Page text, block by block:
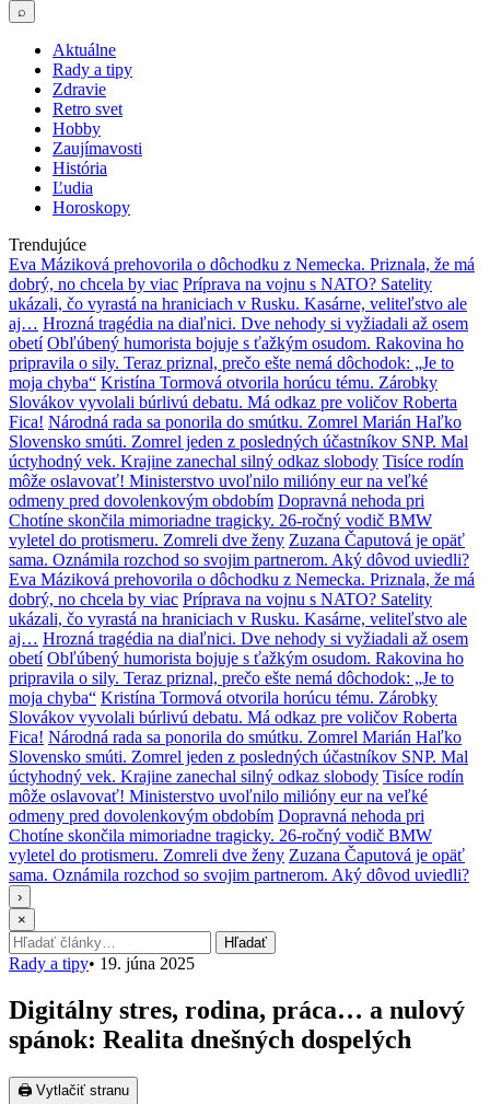
⌕
Aktuálne
Rady a tipy
Zdravie
Retro svet
Hobby
Zaujímavosti
História
Ľudia
Horoskopy
Trendujúce
Eva Máziková prehovorila o dôchodku z Nemecka. Priznala, že má
dobrý, no chcela by viac Príprava na vojnu s NATO? Satelity
ukázali, čo vyrastá na hraniciach v Rusku. Kasárne, veliteľstvo ale
aj… Hrozná tragédia na diaľnici. Dve nehody si vyžiadali až osem
obetí Obľúbený humorista bojuje s ťažkým osudom. Rakovina ho
pripravila o sily. Teraz priznal, prečo ešte nemá dôchodok: „Je to
moja chyba“ Kristína Tormová otvorila horúcu tému. Zárobky
Slovákov vyvolali búrlivú debatu. Má odkaz pre voličov Roberta
Fica! Národná rada sa ponorila do smútku. Zomrel Marián Haľko
Slovensko smúti. Zomrel jeden z posledných účastníkov SNP. Mal
úctyhodný vek. Krajine zanechal silný odkaz slobody Tisíce rodín
môže oslavovať! Ministerstvo uvoľnilo milióny eur na veľké
odmeny pred dovolenkovým obdobím Dopravná nehoda pri
Chotíne skončila mimoriadne tragicky. 26-ročný vodič BMW
vyletel do protismeru. Zomreli dve ženy Zuzana Čaputová je opäť
sama. Oznámila rozchod so svojim partnerom. Aký dôvod uviedli?
Eva Máziková prehovorila o dôchodku z Nemecka. Priznala, že má
dobrý, no chcela by viac Príprava na vojnu s NATO? Satelity
ukázali, čo vyrastá na hraniciach v Rusku. Kasárne, veliteľstvo ale
aj… Hrozná tragédia na diaľnici. Dve nehody si vyžiadali až osem
obetí Obľúbený humorista bojuje s ťažkým osudom. Rakovina ho
pripravila o sily. Teraz priznal, prečo ešte nemá dôchodok: „Je to
moja chyba“ Kristína Tormová otvorila horúcu tému. Zárobky
Slovákov vyvolali búrlivú debatu. Má odkaz pre voličov Roberta
Fica! Národná rada sa ponorila do smútku. Zomrel Marián Haľko
Slovensko smúti. Zomrel jeden z posledných účastníkov SNP. Mal
úctyhodný vek. Krajine zanechal silný odkaz slobody Tisíce rodín
môže oslavovať! Ministerstvo uvoľnilo milióny eur na veľké
odmeny pred dovolenkovým obdobím Dopravná nehoda pri
Chotíne skončila mimoriadne tragicky. 26-ročný vodič BMW
vyletel do protismeru. Zomreli dve ženy Zuzana Čaputová je opäť
sama. Oznámila rozchod so svojim partnerom. Aký dôvod uviedli?
›
×
Hľadať: Hľadať
Rady a tipy• 19. júna 2025
Digitálny stres, rodina, práca… a nulový
spánok: Realita dnešných dospelých
🖨 Vytlačiť stranu